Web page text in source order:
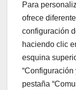
Para
ofrece
configuración
haciendo clic
esquina
“Configuración
pestaña